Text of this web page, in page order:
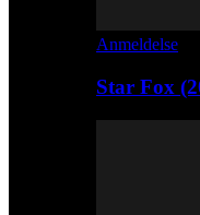
Anmeldelse
Star Fox